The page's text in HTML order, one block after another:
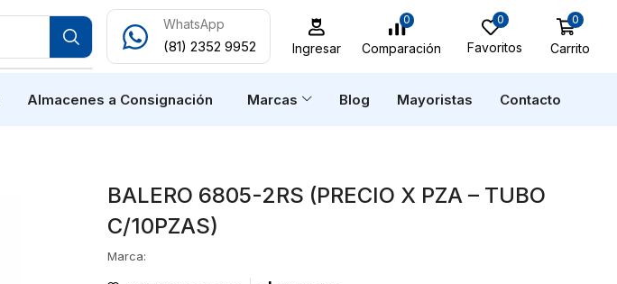
WhatsApp
(81) 2352 9952 Ingresar
0
Comparación
0
Favoritos
0
Carrito
Almacenes a Consignación Marcas Blog Mayoristas Contacto
BALERO 6805-2RS (PRECIO X PZA – TUBO
C/10PZAS)
Marca: